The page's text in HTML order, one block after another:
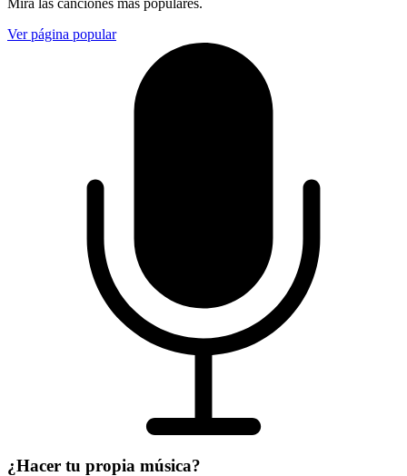
Mira las canciones más populares.
Ver página popular
¿Hacer tu propia música?